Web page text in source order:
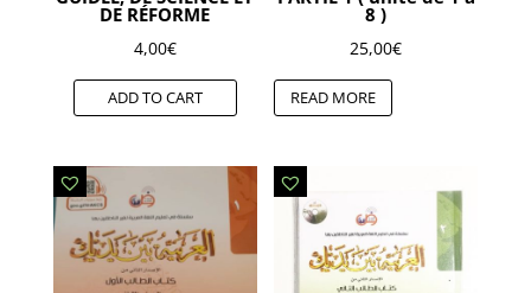
DE RÉFORME
4,00€
ADD TO CART
8 )
25,00€
READ MORE